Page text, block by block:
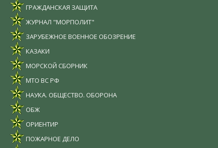
ГРАЖДАНСКАЯ ЗАЩИТА
ЖУРНАЛ "МОРПОЛИТ"
ЗАРУБЕЖНОЕ ВОЕННОЕ ОБОЗРЕНИЕ
КАЗАКИ
МОРСКОЙ СБОРНИК
МТО ВС РФ
НАУКА. ОБЩЕСТВО. ОБОРОНА
ОБЖ
ОРИЕНТИР
ПОЖАРНОЕ ДЕЛО